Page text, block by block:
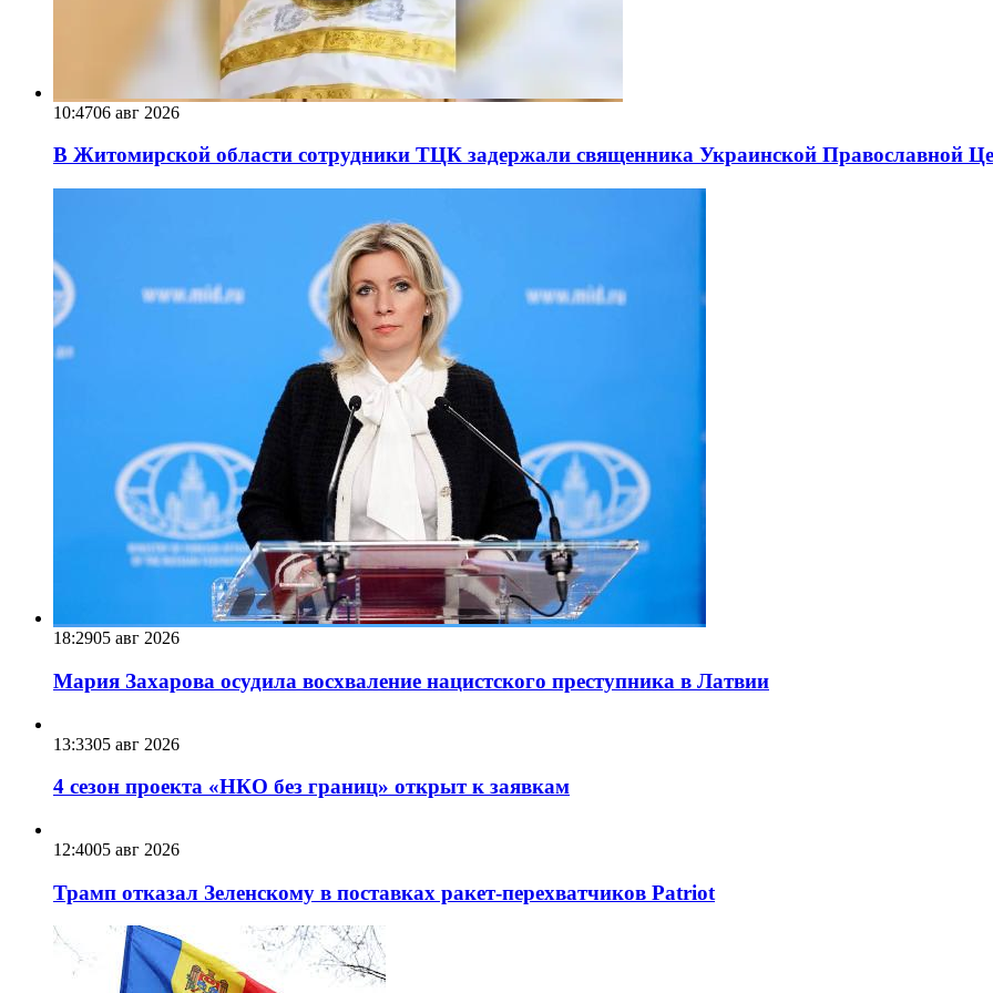
10:4706 авг 2026
В Житомирской области сотрудники ТЦК задержали священника Украинской Православной
18:2905 авг 2026
Мария Захарова осудила восхваление нацистского преступника в Латвии
13:3305 авг 2026
4 сезон проекта «НКО без границ» открыт к заявкам
12:4005 авг 2026
Трамп отказал Зеленскому в поставках ракет-перехватчиков Patriot